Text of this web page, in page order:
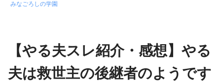
みなごろしの学園
【やる夫スレ紹介・感想】やる
夫は救世主の後継者のようです